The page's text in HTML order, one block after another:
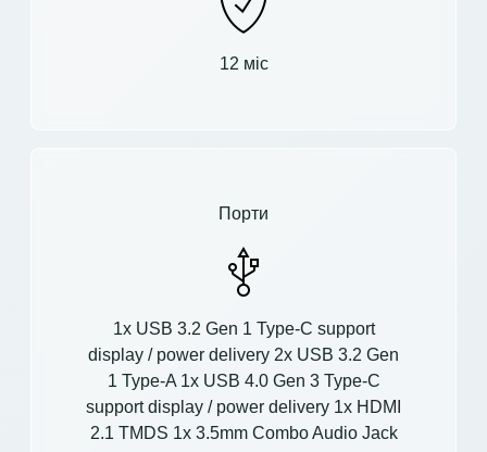
12 міс
Порти
1x USB 3.2 Gen 1 Type-C support
display / power delivery 2x USB 3.2 Gen
1 Type-A 1x USB 4.0 Gen 3 Type-C
support display / power delivery 1x HDMI
2.1 TMDS 1x 3.5mm Combo Audio Jack